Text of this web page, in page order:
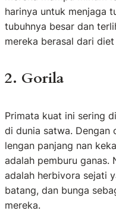
harinya untuk menjaga
tubuhnya besar dan
mereka berasal dari
2. Gorila
Primata kuat ini sering
di dunia satwa. Dengan
lengan panjang nan
adalah pemburu ganas.
adalah herbivora sejati
batang, dan bunga
mereka.